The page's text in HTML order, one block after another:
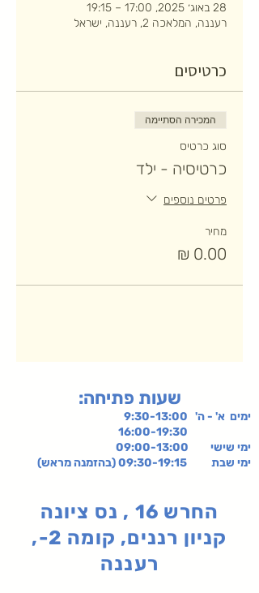
28 באוג׳ 2025, 17:00 – 19:15
רעננה, המלאכה 2, רעננה, ישראל
כרטיסים
המכירה הסתיימה
סוג כרטיס
כרטיסיה - ילד
פרטים נוספים
מחיר
:שעות פתיחה
ימים א' - ה' 9:30-13:00
ימי שישי 09:00-13:00
ימי שבת 09:30-19:15 (בהזמנה מראש)
החרש 16 , נס ציונה
קניון רננים, קומה 2-,
רעננה